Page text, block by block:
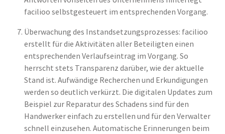
facilioo selbstgesteuert im entsprechenden Vorgang.
Überwachung des Instandsetzungsprozesses: facilioo
erstellt für die Aktivitäten aller Beteiligten einen
entsprechenden Verlaufseintrag im Vorgang. So
herrscht stets Transparenz darüber, wie der aktuelle
Stand ist. Aufwändige Recherchen und Erkundigungen
werden so deutlich verkürzt. Die digitalen Updates zum
Beispiel zur Reparatur des Schadens sind für den
Handwerker einfach zu erstellen und für den Verwalter
schnell einzusehen. Automatische Erinnerungen beim